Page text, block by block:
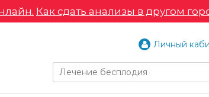
Как сдать анализы в другом
Личный